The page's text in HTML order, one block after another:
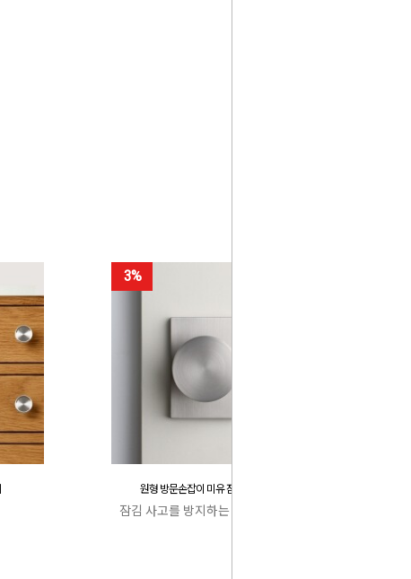
3%
원형 방문손잡이 미유 잠김 사고 방지
잠김 사고를 방지하는 특허 캐치박스